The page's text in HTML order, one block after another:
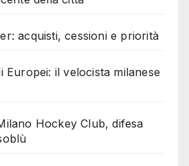
acquisti, cessioni e priorità
Europei: il velocista milanese
Hockey Club, difesa